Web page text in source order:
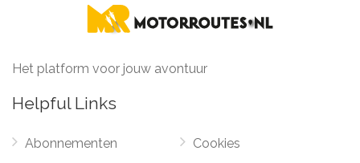
Het platform voor jouw avontuur
Helpful Links
Abonnementen
Cookies